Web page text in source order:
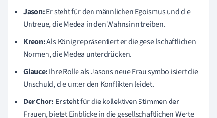
Jason:Er steht für den männlichen Egoismus und die
Untreue, die Medea in den Wahnsinn treiben.
Kreon:Als König repräsentiert er die gesellschaftlichen
Normen, die Medea unterdrücken.
Glauce:Ihre Rolle als Jasons neue Frau symbolisiert die
Unschuld, die unter den Konflikten leidet.
Der Chor: Er steht für die kollektiven Stimmen der
Frauen, bietet Einblicke in die gesellschaftlichen Werte